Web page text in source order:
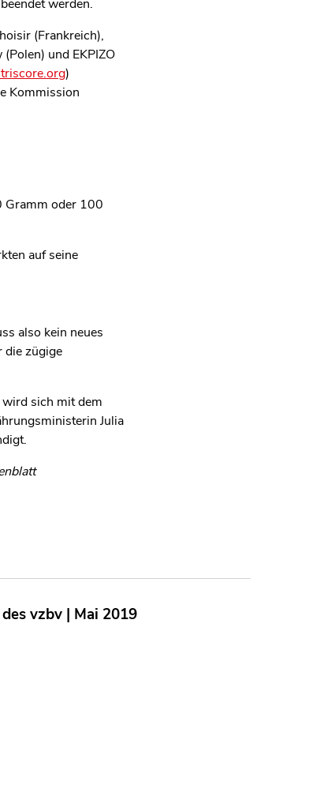
werden.
(Frankreich),
und EKPIZO
)
Kommission
Gramm oder 100
auf seine
also kein neues
die zügige
sich mit dem
Julia
vzbv | Mai 2019